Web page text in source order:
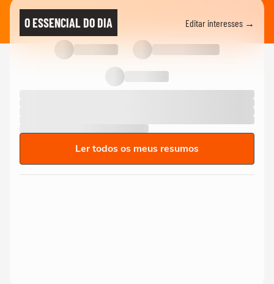
O ESSENCIAL DO DIA Editar interesses →
Ler todos os meus resumos